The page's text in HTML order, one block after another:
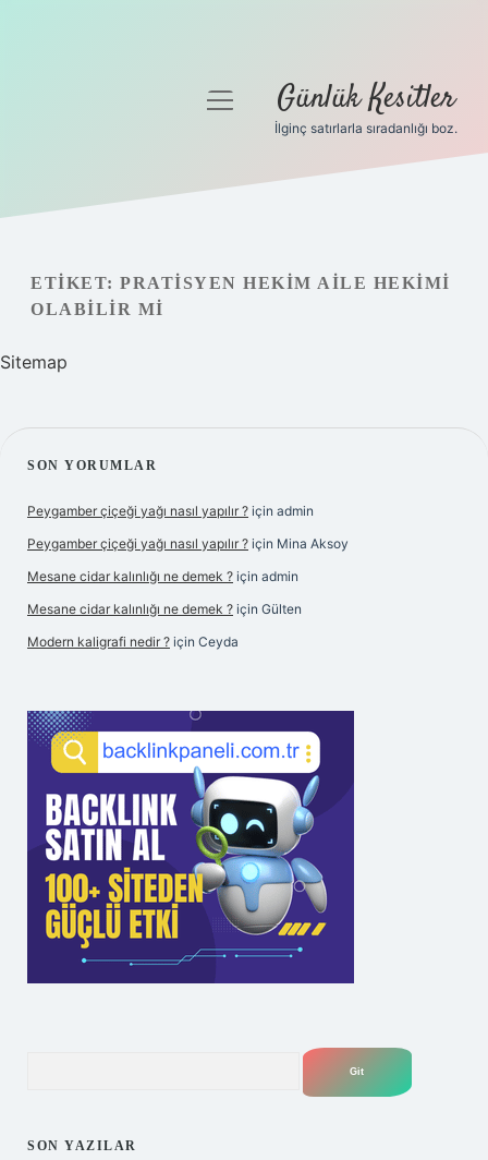
Hakkımızda
menüyü
Günlük Kesitler
İlginç satırlarla sıradanlığı boz.
ETIKET: PRATISYEN HEKIM AILE HEKIMI
OLABILIR MI
Sitemap
SIDEBAR
SON YORUMLAR
Peygamber çiçeği yağı nasıl yapılır ? için admin
Peygamber çiçeği yağı nasıl yapılır ? için Mina Aksoy
Mesane cidar kalınlığı ne demek ? için admin
Mesane cidar kalınlığı ne demek ? için Gülten
Modern kaligrafi nedir ? için Ceyda
SON YAZILAR